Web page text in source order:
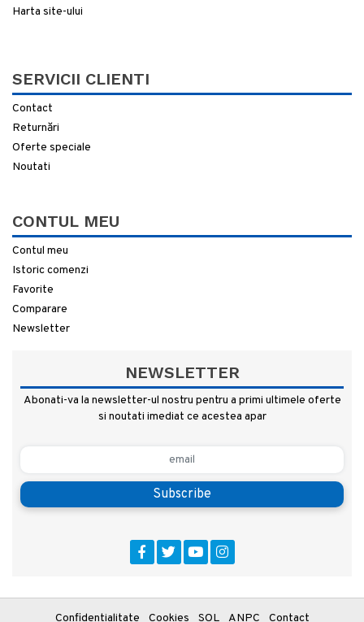
Harta site-ului
SERVICII CLIENTI
Contact
Returnări
Oferte speciale
Noutati
CONTUL MEU
Contul meu
Istoric comenzi
Favorite
Comparare
Newsletter
NEWSLETTER
Abonati-va la newsletter-ul nostru pentru a primi ultimele oferte
si noutati imediat ce acestea apar
Subscribe
Confidentialitate Cookies SOL ANPC Contact